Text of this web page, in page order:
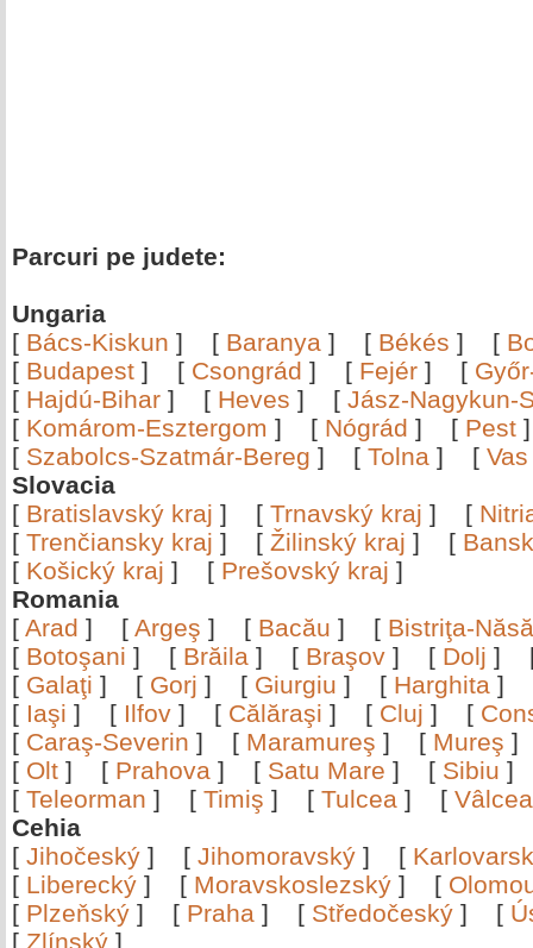
Parcuri pe judete:
Ungaria
[ Bács-Kiskun ] [ Baranya ] [ Békés ] [
[ Budapest ] [ Csongrád ] [ Fejér ] [
[ Hajdú-Bihar ] [ Heves ] [ Jász-Nagykun-
[ Komárom-Esztergom ] [ Nógrád ] [ Pest
[ Szabolcs-Szatmár-Bereg ] [ Tolna ] [ Vas
Slovacia
[ Bratislavský kraj ] [ Trnavský kraj ] [
[ Trenčiansky kraj ] [ Žilinský kraj ] [
[ Košický kraj ] [ Prešovský kraj ]
Romania
[ Arad ] [ Argeş ] [ Bacău ] [ Bistriţa-
[ Botoşani ] [ Brăila ] [ Braşov ] [ Dolj ]
[ Galaţi ] [ Gorj ] [ Giurgiu ] [ Harghita ]
[ Iaşi ] [ Ilfov ] [ Călăraşi ] [ Cluj ] [
[ Caraş-Severin ] [ Maramureş ] [ Mureş
[ Olt ] [ Prahova ] [ Satu Mare ] [ Sibiu
[ Teleorman ] [ Timiş ] [ Tulcea ] [
Cehia
[ Jihočeský ] [ Jihomoravský ] [
[ Liberecký ] [ Moravskoslezský ] [
[ Plzeňský ] [ Praha ] [ Středočeský ] [
[ Zlínský ]